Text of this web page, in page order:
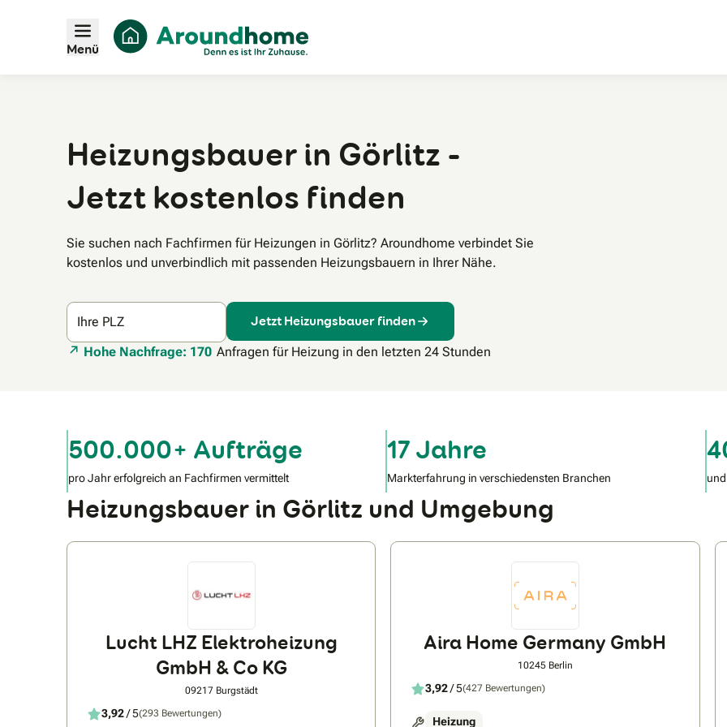
Menü
Heizungsbauer in Görlitz -
Jetzt kostenlos finden
Sie suchen nach Fachfirmen für Heizungen in Görlitz? Aroundhome verbindet Sie
kostenlos und unverbindlich mit passenden Heizungsbauern in Ihrer Nähe.
Ihre PLZ Jetzt Heizungsbauer finden
Hohe Nachfrage: 170 Anfragen für Heizung in den letzten 24 Stunden
500.000+ Aufträge
pro Jahr erfolgreich an Fachfirmen vermittelt
17 Jahre
Markterfahrung in verschiedensten Branchen
Heizungsbauer in Görlitz und Umgebung
Lucht LHZ Elektroheizung
GmbH & Co KG
09217 Burgstädt
3,92/ 5(293 Bewertungen)
Aira Home Germany GmbH
10245 Berlin
3,92/ 5(427 Bewertungen)
Heizung